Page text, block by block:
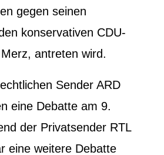
gegen seinen
konservativen CDU-
antreten wird.
Sender ARD
eine Debatte am 9.
der Privatsender RTL
eine weitere Debatte